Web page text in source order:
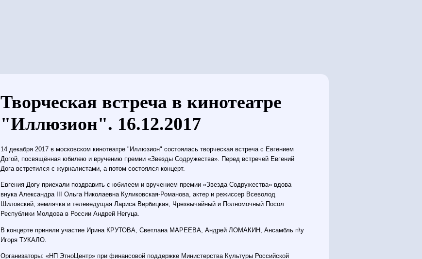
当前位置
Творческая встреча в кинотеатре
"Иллюзион". 16.12.2017
14 декабря 2017 в московском кинотеатре "Иллюзион" состоялась творческая встреча с Евгением
Догой, посвящённая юбилею и вручению премии «Звезды Содружества». Перед встречей Евгений
Дога встретился с журналистами, а потом состоялся концерт.
Евгения Догу приехали поздравить с юбилеем и вручением премии «Звезда Содружества» вдова
внука Александра III Ольга Николаевна Куликовская-Романова, актер и режиссер Всеволод
Шиловский, землячка и телеведущая Лариса Вербицкая, Чрезвычайный и Полномочный Посол
Республики Молдова в России Андрей Негуца.
В концерте приняли участие Ирина КРУТОВА, Светлана МАРЕЕВА, Андрей ЛОМАКИН, Ансамбль п\у
Игоря ТУКАЛО.
Организаторы: «НП ЭтноЦентр» при финансовой поддержке Министерства Культуры Российской